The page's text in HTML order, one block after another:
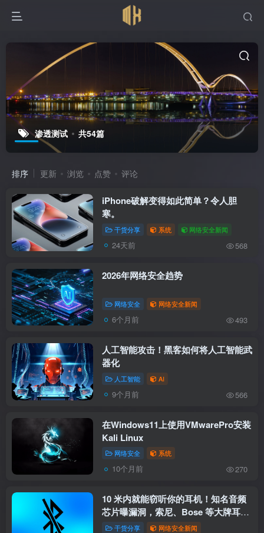
渗透测试 共54篇
排序 更新 浏览 点赞 评论
iPhone破解变得如此简单？令人胆
寒。
干货分享 系统 网络安全新闻
24天前 568
2026年网络安全趋势
网络安全 网络安全新闻
6个月前 493
人工智能攻击！黑客如何将人工智能武
器化
人工智能 AI
9个月前 566
在Windows11上使用VMwarePro安装
Kali Linux
网络安全 系统
10个月前 270
10 米内就能窃听你的耳机！知名音频
芯片曝漏洞，索尼、Bose 等大牌耳机
受影响
干货分享 网络安全新闻